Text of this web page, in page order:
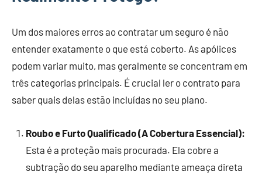
Um dos maiores erros ao contratar um seguro é não
entender exatamente o que está coberto. As apólices
podem variar muito, mas geralmente se concentram em
três categorias principais. É crucial ler o contrato para
saber quais delas estão incluídas no seu plano.
Roubo e Furto Qualificado (A Cobertura Essencial):
Esta é a proteção mais procurada. Ela cobre a
subtração do seu aparelho mediante ameaça direta